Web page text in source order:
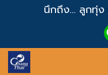
นึกถึง... ลูกทุ่ง